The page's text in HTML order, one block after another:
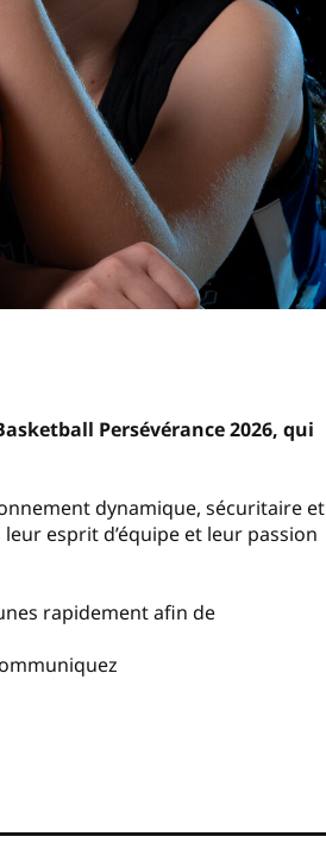
Persévérance 2026, qui
dynamique, sécuritaire et
esprit d’équipe et leur passion
rapidement afin de